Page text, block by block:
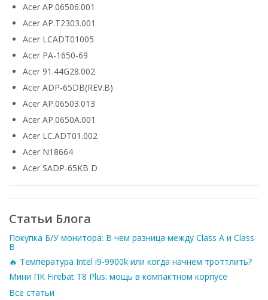
Acer AP.06506.001
Acer AP.T2303.001
Acer LCADT01005
Acer PA-1650-69
Acer 91.44G28.002
Acer ADP-65DB(REV.B)
Acer AP.06503.013
Acer AP.0650A.001
Acer LC.ADT01.002
Acer N18664
Acer SADP-65KB D
Статьи Блога
Покупка Б/У монитора: В чем разница между Class A и Class
B
🔥 Температура Intel i9-9900k или когда начнем троттлить?
Мини ПК Firebat T8 Plus: мощь в компактном корпусе
Все статьи